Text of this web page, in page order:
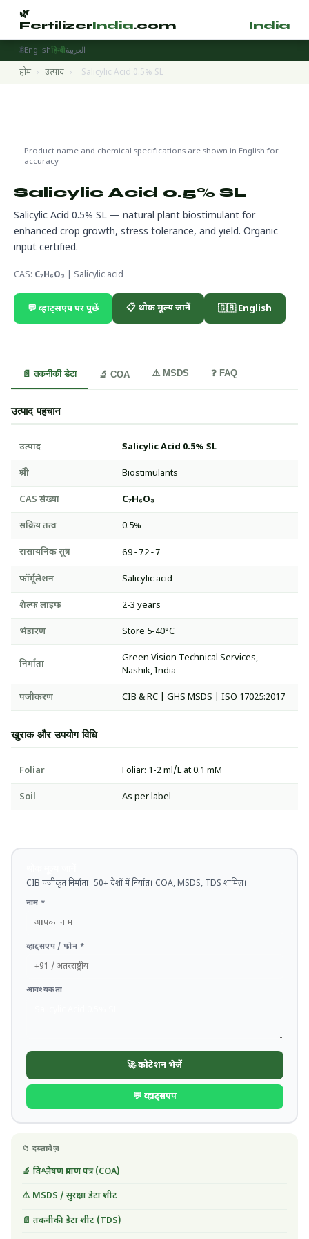
🌿
FertilizerIndia.com India
🌐Englishहिन्दीالعربية
होम › उत्पाद › Salicylic Acid 0.5% SL
Product name and chemical specifications are shown in English for
accuracy
Salicylic Acid 0.5% SL
Salicylic Acid 0.5% SL — natural plant biostimulant for
enhanced crop growth, stress tolerance, and yield. Organic
input certified.
CAS: C₇H₆O₃ | Salicylic acid
💬 व्हाट्सएप पर पूछें 📋 थोक मूल्य जानें 🇬🇧 English
📄 तकनीकी डेटा 🔬 COA ⚠️ MSDS ❓ FAQ
उत्पाद पहचान
उत्पाद Salicylic Acid 0.5% SL
श्रेणी Biostimulants
CAS संख्या C₇H₆O₃
सक्रिय तत्व 0.5%
रासायनिक सूत्र 69-72-7
फॉर्मूलेशन Salicylic acid
शेल्फ लाइफ 2-3 years
भंडारण Store 5-40°C
निर्माता
Green Vision Technical Services,
Nashik, India
पंजीकरण CIB & RC | GHS MSDS | ISO 17025:2017
खुराक और उपयोग विधि
Foliar Foliar: 1-2 ml/L at 0.1 mM
Soil As per label
CIB पंजीकृत निर्माता। 50+ देशों में निर्यात। COA, MSDS, TDS शामिल।
नाम *
व्हाट्सएप / फोन *
आवश्यकता
🚀 कोटेशन भेजें
💬 व्हाट्सएप
📁 दस्तावेज़
🔬 विश्लेषण प्रमाण पत्र (COA)
⚠️ MSDS / सुरक्षा डेटा शीट
📄 तकनीकी डेटा शीट (TDS)